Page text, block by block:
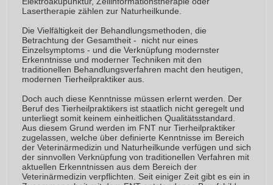
Lasertherapie zählen zur Naturheilkunde.
Die Vielfältigkeit der Behandlungsmethoden, die
Betrachtung der Gesamtheit - nicht nur eines
Einzelsymptoms - und die Verknüpfung modernster
Erkenntnisse und moderner Techniken mit den
traditionellen Behandlungsverfahren macht den heutigen,
modernen Tierheilpraktiker aus.
Doch auch diese Kenntnisse müssen erlernt werden. Der
Beruf des Tierheilpraktikers ist staatlich nicht geregelt und
unterliegt somit keinem einheitlichen Qualitätsstandard.
Aus diesem Grund werden im FNT nur Tierheilpraktiker
zugelassen, welche über definierte Kenntnisse im Bereich
der Veterinärmedizin und Naturheilkunde verfügen und sich
der sinnvollen Verknüpfung von traditionellen Verfahren mit
aktuellen Erkenntnissen aus dem Bereich der
Veterinärmedizin verpflichten. Seit einiger Zeit gibt es ein in